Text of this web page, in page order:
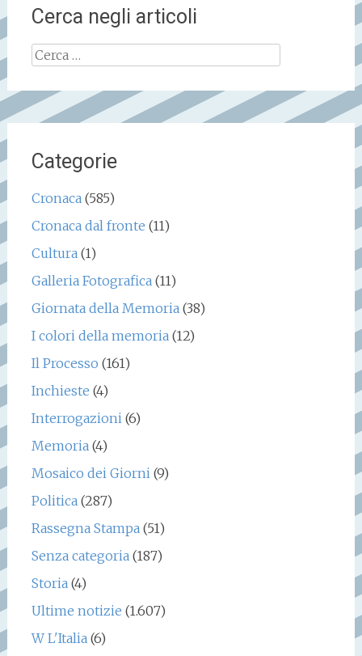
Cerca negli articoli
Ricerca
Categorie
Cronaca(585)
Cronaca dal fronte (11)
Cultura(1)
Galleria Fotografica(11)
Giornata della Memoria(38)
I colori della memoria(12)
Il Processo (161)
Inchieste (4)
Interrogazioni(6)
Memoria(4)
Mosaico dei Giorni(9)
Politica(287)
Rassegna Stampa(51)
Senza categoria(187)
Storia(4)
Ultime notizie (1.607)
W L'Italia(6)